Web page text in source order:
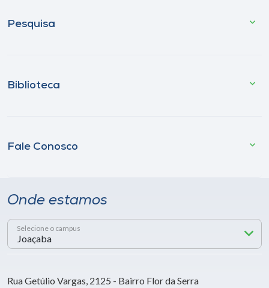
Pesquisa
Biblioteca
Fale Conosco
Onde estamos
Selecione o campus
Rua Getúlio Vargas, 2125 - Bairro Flor da Serra